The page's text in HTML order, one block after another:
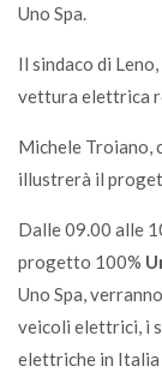
Uno Spa.
Il sindaco di
vettura elettrica
Michele Troiano,
illustrerà il
Dalle 09.00 alle
progetto 100%
Uno Spa,
veicoli elettrici, i
elettriche in Italia